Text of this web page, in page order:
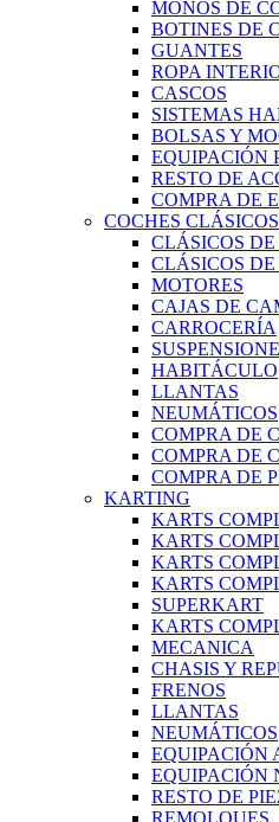
MONOS DE
BOTINES DE
GUANTES
ROPA
CASCOS
SISTEMAS
BOLSAS Y
EQUIPACIÓN
RESTO DE
COMPRA DE
COCHES CLÁSICOS
CLÁSICOS
CLÁSICOS
MOTORES
CAJAS DE
CARROCERÍA
HABITÁCULO
LLANTAS
NEUMÁTICOS
COMPRA DE
COMPRA DE
COMPRA DE
KARTING
KARTS
KARTS
KARTS
KARTS
SUPERKART
KARTS
MECANICA
CHASIS Y
FRENOS
LLANTAS
NEUMÁTICOS
EQUIPACIÓN
EQUIPACIÓN
RESTO DE
REMOLQUES